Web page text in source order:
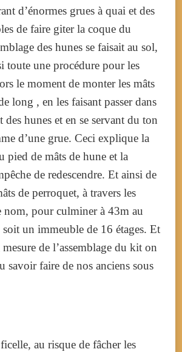
d’énormes grues à quai et des
de faire giter la coque du
des hunes se faisait au sol,
toute une procédure pour les
le moment de monter les mâts
long , en les faisant passer dans
des hunes et en se servant du ton
d’une grue. Ceci explique la
pied de mâts de hune et la
de redescendre. Et ainsi de
de perroquet, à travers les
nom, pour culminer à 43m au
un immeuble de 16 étages. Et
de l’assemblage du kit on
savoir faire de nos anciens sous
au risque de fâcher les